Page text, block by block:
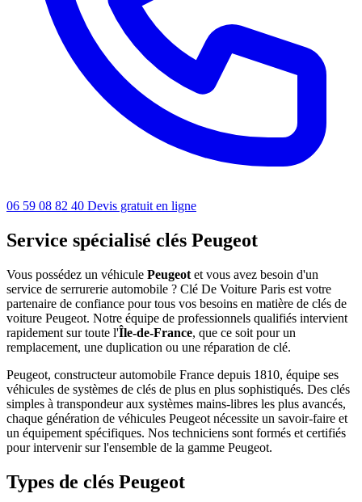
06 59 08 82 40 Devis gratuit en ligne
Service spécialisé clés Peugeot
Vous possédez un véhicule Peugeot et vous avez besoin d'un
service de serrurerie automobile ? Clé De Voiture Paris est votre
partenaire de confiance pour tous vos besoins en matière de clés de
voiture Peugeot. Notre équipe de professionnels qualifiés intervient
rapidement sur toute l'Île-de-France, que ce soit pour un
remplacement, une duplication ou une réparation de clé.
Peugeot, constructeur automobile France depuis 1810, équipe ses
véhicules de systèmes de clés de plus en plus sophistiqués. Des clés
simples à transpondeur aux systèmes mains-libres les plus avancés,
chaque génération de véhicules Peugeot nécessite un savoir-faire et
un équipement spécifiques. Nos techniciens sont formés et certifiés
pour intervenir sur l'ensemble de la gamme Peugeot.
Types de clés Peugeot